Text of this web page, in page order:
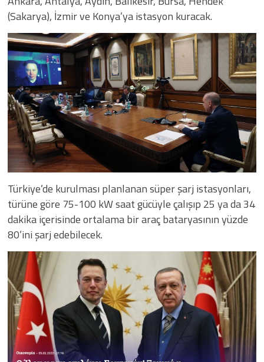
(Sakarya), İzmir ve Konya’ya istasyon kuracak.
Türkiye’de kurulması planlanan süper şarj istasyonları,
türüne göre 75-100 kW saat gücüyle çalışıp 25 ya da 34
dakika içerisinde ortalama bir araç bataryasının yüzde
80’ini şarj edebilecek.